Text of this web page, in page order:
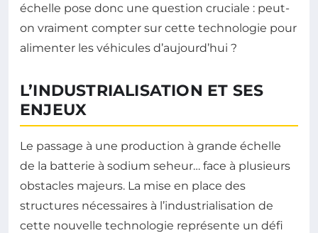
échelle pose donc une question cruciale : peut-
on vraiment compter sur cette technologie pour
alimenter les véhicules d’aujourd’hui ?
L’INDUSTRIALISATION ET SES
ENJEUX
Le passage à une production à grande échelle
de la batterie à sodium seheur… face à plusieurs
obstacles majeurs. La mise en place des
structures nécessaires à l’industrialisation de
cette nouvelle technologie représente un défi